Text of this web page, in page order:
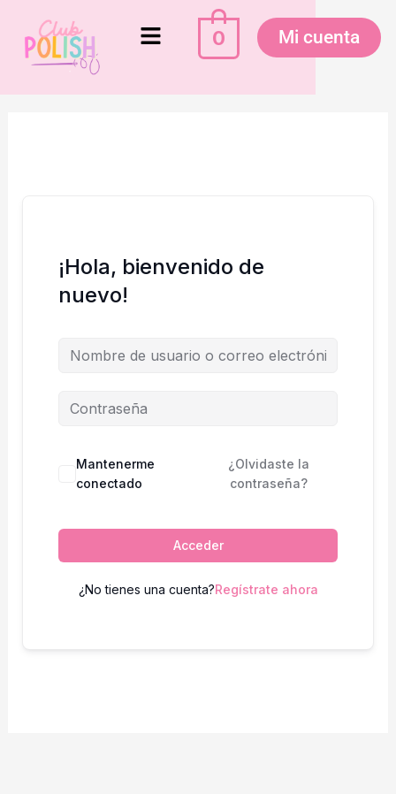
contenido
Menú 0 Mi cuenta
¡Hola, bienvenido de
nuevo!
Mantenerme
conectado
¿Olvidaste la
contraseña?
Acceder
¿No tienes una cuenta?Regístrate ahora